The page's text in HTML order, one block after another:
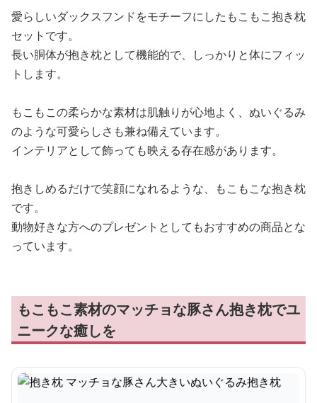
愛らしいダックスフンドをモチーフにしたもこもこ抱き枕
セットです。
長い胴体が抱き枕として機能的で、しっかりと体にフィッ
トします。
もこもこの柔らかな素材は肌触りが心地よく、ぬいぐるみ
のような可愛らしさも兼ね備えています。
インテリアとして飾っても映える存在感があります。
抱きしめるだけで笑顔になれるような、もこもこな抱き枕
です。
動物好きな方へのプレゼントとしてもおすすめの商品とな
っています。
もこもこ素材のマッチョな豚さん抱き枕でユ
ニークな癒しを